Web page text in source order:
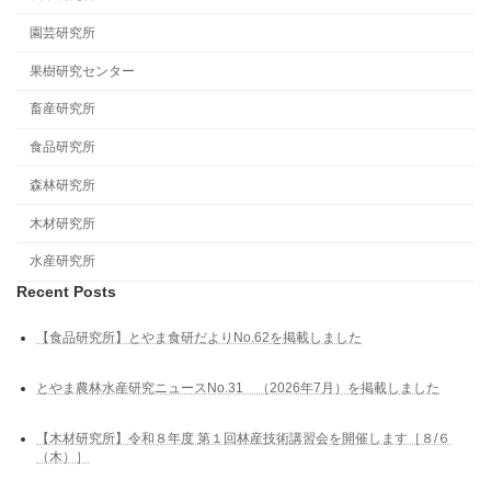
園芸研究所
果樹研究センター
畜産研究所
食品研究所
森林研究所
木材研究所
水産研究所
Recent Posts
【食品研究所】とやま食研だよりNo.62を掲載しました
とやま農林水産研究ニュースNo.31 （2026年7月）を掲載しました
【木材研究所】令和８年度 第１回林産技術講習会を開催します［８/６
（木）］